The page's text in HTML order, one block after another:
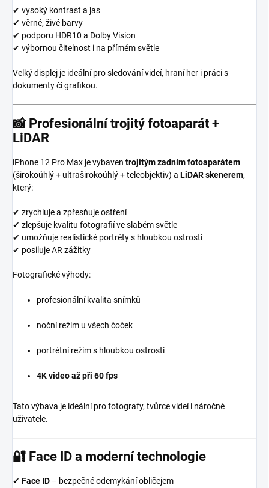
✔ vysoký kontrast a jas
✔ věrné, živé barvy
✔ podporu HDR10 a Dolby Vision
✔ výbornou čitelnost i na přímém světle
Velký displej je ideální pro sledování videí, hraní her i práci s
dokumenty či grafikou.
📸 Profesionální trojitý fotoaparát +
LiDAR
iPhone 12 Pro Max je vybaven trojitým zadním fotoaparátem
(širokoúhlý + ultraširokoúhlý + teleobjektiv) a LiDAR skenerem,
který:
✔ zrychluje a zpřesňuje ostření
✔ zlepšuje kvalitu fotografií ve slabém světle
✔ umožňuje realistické portréty s hloubkou ostrosti
✔ posiluje AR zážitky
Fotografické výhody:
profesionální kvalita snímků
noční režim u všech čoček
portrétní režim s hloubkou ostrosti
4K video až při 60 fps
Tato výbava je ideální pro fotografy, tvůrce videí i náročné
uživatele.
🔐 Face ID a moderní technologie
✔ Face ID – bezpečné odemykání obličejem